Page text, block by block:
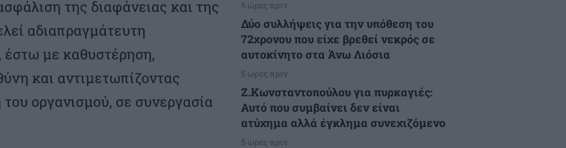
της διαφάνειας και της
αδιαπραγμάτευτη
έστω με καθυστέρηση,
και αντιμετωπίζοντας
οργανισμού, σε συνεργασία
5 ώρες πριν
Δύο συλλήψεις για την υπόθεση του
72χρονου που είχε βρεθεί νεκρός σε
αυτοκίνητο στα Άνω Λιόσια
5 ώρες πριν
Ζ.Κωνσταντοπούλου για πυρκαγιές:
Αυτό που συμβαίνει δεν είναι
ατύχημα αλλά έγκλημα συνεχιζόμενο
5 ώρες πριν